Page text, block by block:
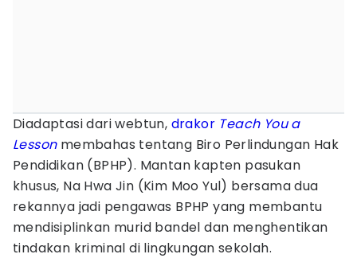
Diadaptasi dari webtun, drakor Teach You a
Lesson membahas tentang Biro Perlindungan Hak
Pendidikan (BPHP). Mantan kapten pasukan
khusus, Na Hwa Jin (Kim Moo Yul) bersama dua
rekannya jadi pengawas BPHP yang membantu
mendisiplinkan murid bandel dan menghentikan
tindakan kriminal di lingkungan sekolah.